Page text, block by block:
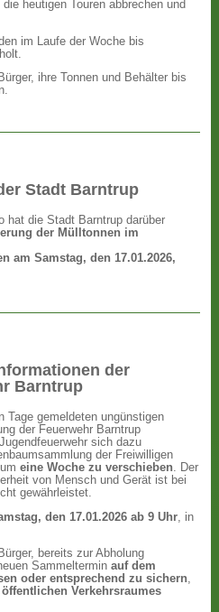
heutigen Touren abbrechen und
im Laufe der Woche bis
ihre Tonnen und Behälter bis
Stadt Barntrup
hat die Stadt Barntrup darüber
der Mülltonnen im
am Samstag, den 17.01.2026,
der
Barntrup
Tage gemeldeten ungünstigen
der Feuerwehr Barntrup
sich dazu
der Freiwilligen
umeine Woche zu verschieben. Der
von Mensch und Gerät ist bei
gewährleistet.
den 17.01.2026 ab 9 Uhr , in
bereits zur Abholung
Sammelterminauf dem
oder entsprechend zu sichern,
Verkehrsraumes